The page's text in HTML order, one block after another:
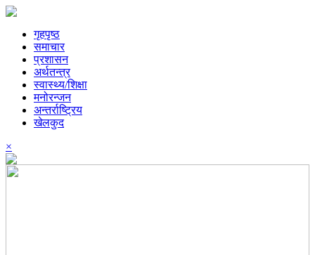
गृहपृष्ठ
समाचार
प्रशासन
अर्थतन्त्र
स्वास्थ्य/शिक्षा
मनोरन्जन
अन्तर्राष्ट्रिय
खेलकुद
×